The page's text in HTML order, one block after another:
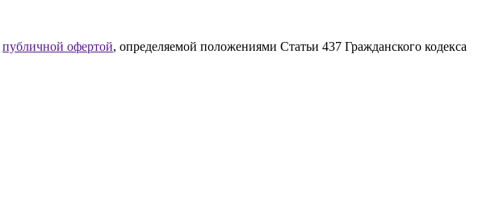
публичной офертой, определяемой положениями Статьи 437 Гражданского кодекса